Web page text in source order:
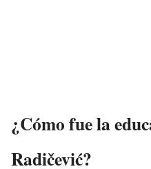
¿Cómo fue la
Radičević?